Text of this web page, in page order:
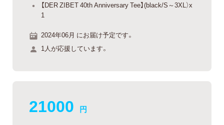
【DER ZIBET 40th Anniversary Tee】(black/S～3XL）x
1
2024年06月 にお届け予定です。
1人が応援しています。
21000 円